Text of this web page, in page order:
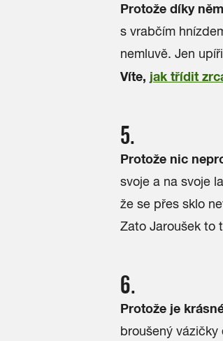
Protože díky
s vrabčím
nemluvě. Jen
Víte, jak třídit
5.
Protože nic
svoje a na svoje
že se přes sklo
Zato Jaroušek to
6.
Protože je
broušený vázičky